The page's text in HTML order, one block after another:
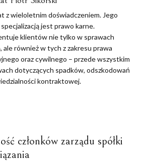
z wieloletnim doświadczeniem. Jego
jest prawo karne.
klientów nie tylko w sprawach
ale również w tych z zakresu prawa
oraz cywilnego – przede wszystkim
dotyczących spadków, odszkodowań
kontraktowej.
członków zarządu spółki